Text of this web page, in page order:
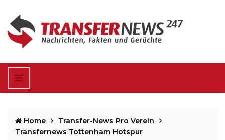
Home
Transfer-News Pro Verein
Transfernews Tottenham Hotspur